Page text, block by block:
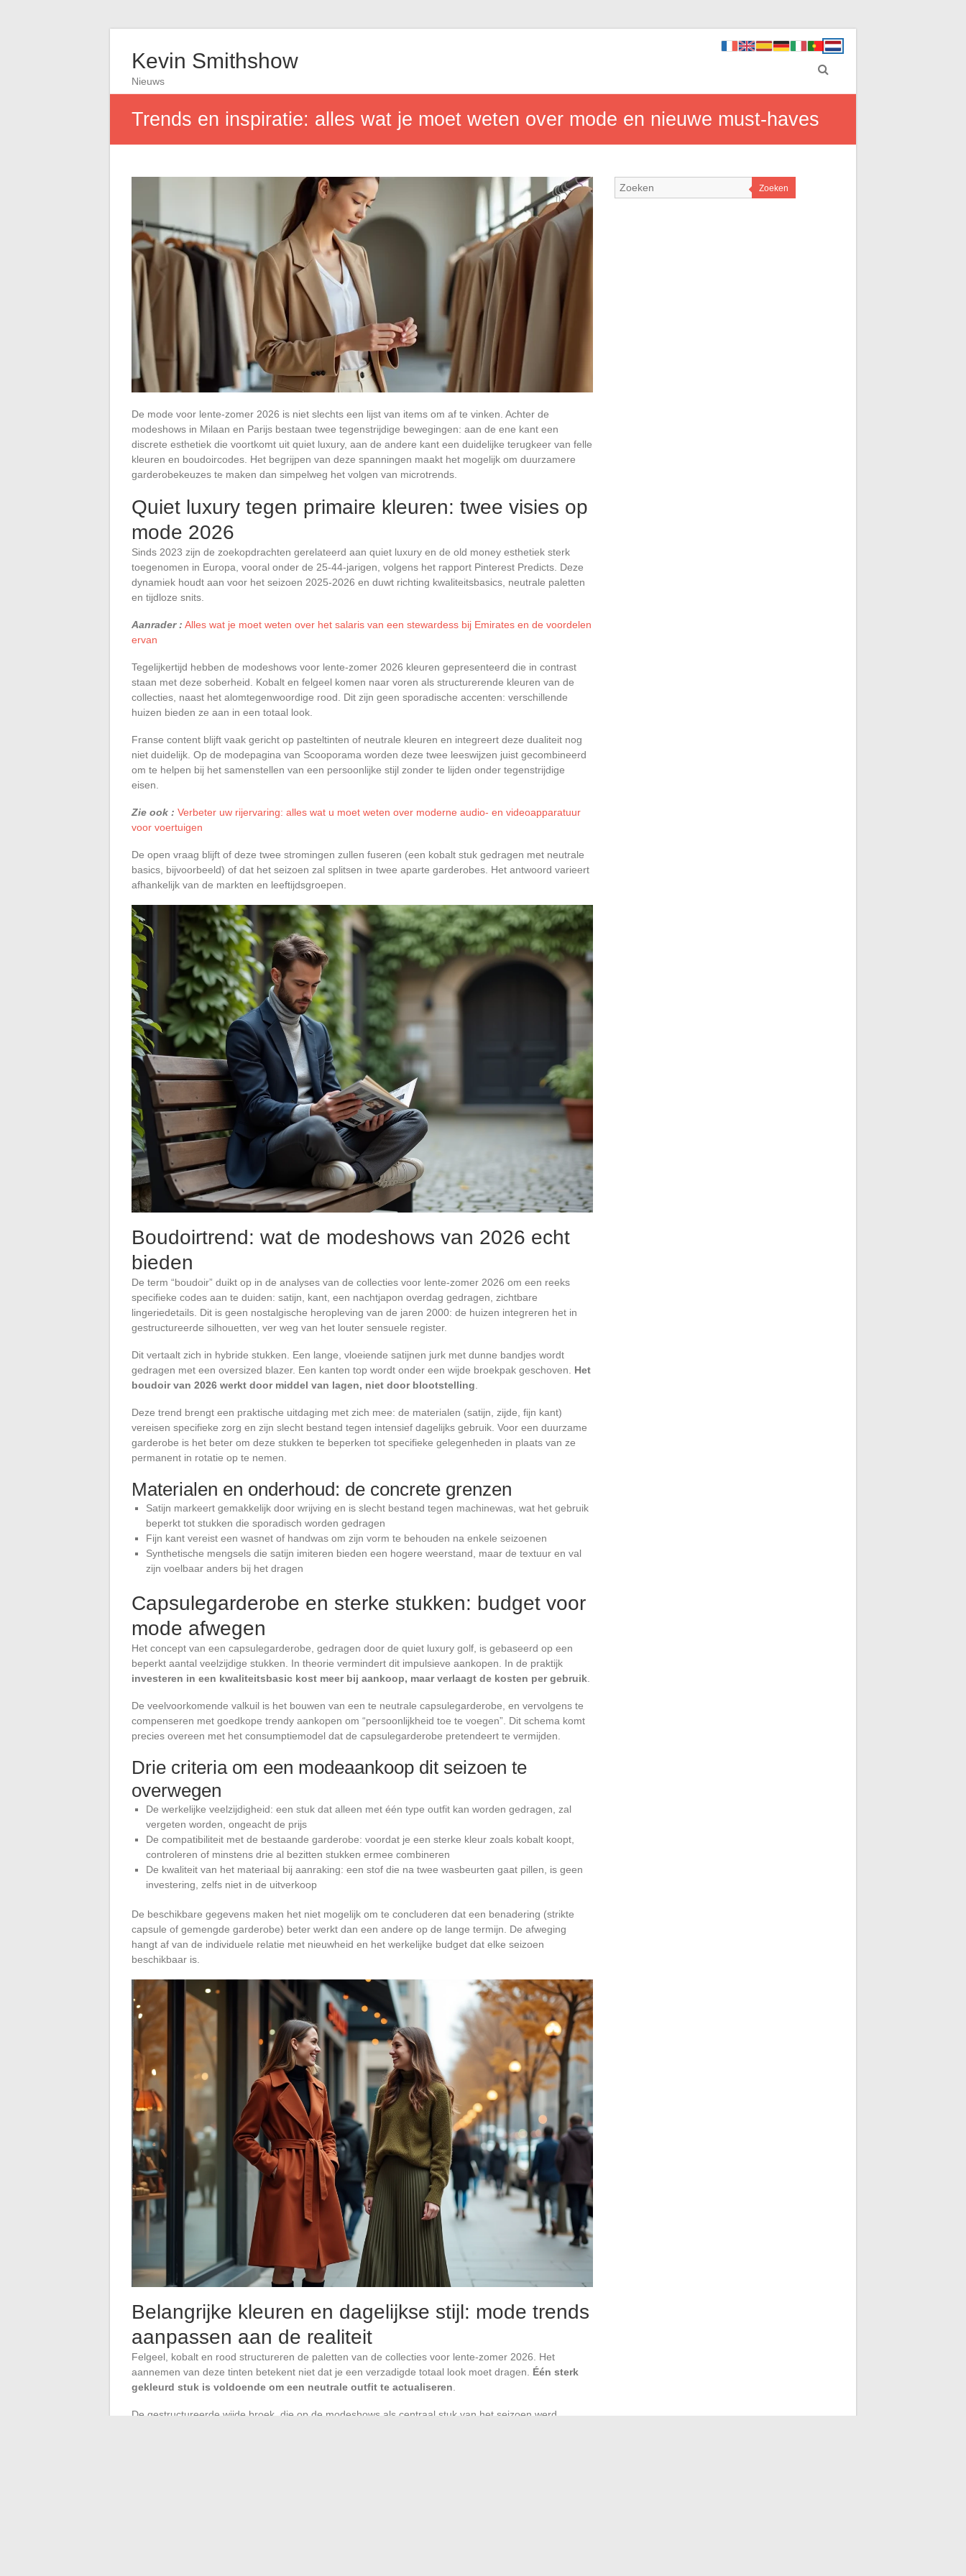
Kevin Smithshow
Nieuws
Trends en inspiratie: alles wat je moet weten over mode en nieuwe must-haves
De mode voor lente-zomer 2026 is niet slechts een lijst van items om af te vinken. Achter de
modeshows in Milaan en Parijs bestaan twee tegenstrijdige bewegingen: aan de ene kant een
discrete esthetiek die voortkomt uit quiet luxury, aan de andere kant een duidelijke terugkeer van felle
kleuren en boudoircodes. Het begrijpen van deze spanningen maakt het mogelijk om duurzamere
garderobekeuzes te maken dan simpelweg het volgen van microtrends.
Quiet luxury tegen primaire kleuren: twee visies op
mode 2026
Sinds 2023 zijn de zoekopdrachten gerelateerd aan quiet luxury en de old money esthetiek sterk
toegenomen in Europa, vooral onder de 25-44-jarigen, volgens het rapport Pinterest Predicts. Deze
dynamiek houdt aan voor het seizoen 2025-2026 en duwt richting kwaliteitsbasics, neutrale paletten
en tijdloze snits.
Aanrader : Alles wat je moet weten over het salaris van een stewardess bij Emirates en de voordelen
ervan
Tegelijkertijd hebben de modeshows voor lente-zomer 2026 kleuren gepresenteerd die in contrast
staan met deze soberheid. Kobalt en felgeel komen naar voren als structurerende kleuren van de
collecties, naast het alomtegenwoordige rood. Dit zijn geen sporadische accenten: verschillende
huizen bieden ze aan in een totaal look.
Franse content blijft vaak gericht op pasteltinten of neutrale kleuren en integreert deze dualiteit nog
niet duidelijk. Op de modepagina van Scooporama worden deze twee leeswijzen juist gecombineerd
om te helpen bij het samenstellen van een persoonlijke stijl zonder te lijden onder tegenstrijdige
eisen.
Zie ook : Verbeter uw rijervaring: alles wat u moet weten over moderne audio- en videoapparatuur
voor voertuigen
De open vraag blijft of deze twee stromingen zullen fuseren (een kobalt stuk gedragen met neutrale
basics, bijvoorbeeld) of dat het seizoen zal splitsen in twee aparte garderobes. Het antwoord varieert
afhankelijk van de markten en leeftijdsgroepen.
Boudoirtrend: wat de modeshows van 2026 echt
bieden
De term “boudoir” duikt op in de analyses van de collecties voor lente-zomer 2026 om een reeks
specifieke codes aan te duiden: satijn, kant, een nachtjapon overdag gedragen, zichtbare
lingeriedetails. Dit is geen nostalgische heropleving van de jaren 2000: de huizen integreren het in
gestructureerde silhouetten, ver weg van het louter sensuele register.
Dit vertaalt zich in hybride stukken. Een lange, vloeiende satijnen jurk met dunne bandjes wordt
gedragen met een oversized blazer. Een kanten top wordt onder een wijde broekpak geschoven. Het
boudoir van 2026 werkt door middel van lagen, niet door blootstelling
Deze trend brengt een praktische uitdaging met zich mee: de materialen (satijn, zijde, fijn kant)
vereisen specifieke zorg en zijn slecht bestand tegen intensief dagelijks gebruik. Voor een duurzame
garderobe is het beter om deze stukken te beperken tot specifieke gelegenheden in plaats van ze
permanent in rotatie op te nemen.
Materialen en onderhoud: de concrete grenzen
Satijn markeert gemakkelijk door wrijving en is slecht bestand tegen machinewas, wat het gebruik
beperkt tot stukken die sporadisch worden gedragen
Fijn kant vereist een wasnet of handwas om zijn vorm te behouden na enkele seizoenen
Synthetische mengsels die satijn imiteren bieden een hogere weerstand, maar de textuur en val
zijn voelbaar anders bij het dragen
Capsulegarderobe en sterke stukken: budget voor
mode afwegen
Het concept van een capsulegarderobe, gedragen door de quiet luxury golf, is gebaseerd op een
beperkt aantal veelzijdige stukken. In theorie vermindert dit impulsieve aankopen. In de praktijk
investeren in een kwaliteitsbasic kost meer bij aankoop, maar verlaagt de kosten per gebruik
De veelvoorkomende valkuil is het bouwen van een te neutrale capsulegarderobe, en vervolgens te
compenseren met goedkope trendy aankopen om “persoonlijkheid toe te voegen”. Dit schema komt
precies overeen met het consumptiemodel dat de capsulegarderobe pretendeert te vermijden.
Drie criteria om een modeaankoop dit seizoen te
overwegen
De werkelijke veelzijdigheid: een stuk dat alleen met één type outfit kan worden gedragen, zal
vergeten worden, ongeacht de prijs
De compatibiliteit met de bestaande garderobe: voordat je een sterke kleur zoals kobalt koopt,
controleren of minstens drie al bezitten stukken ermee combineren
De kwaliteit van het materiaal bij aanraking: een stof die na twee wasbeurten gaat pillen, is geen
investering, zelfs niet in de uitverkoop
De beschikbare gegevens maken het niet mogelijk om te concluderen dat een benadering (strikte
capsule of gemengde garderobe) beter werkt dan een andere op de lange termijn. De afweging
hangt af van de individuele relatie met nieuwheid en het werkelijke budget dat elke seizoen
beschikbaar is.
Belangrijke kleuren en dagelijkse stijl: mode trends
aanpassen aan de realiteit
Felgeel, kobalt en rood structureren de paletten van de collecties voor lente-zomer 2026. Het
aannemen van deze tinten betekent niet dat je een verzadigde totaal look moet dragen. Één sterk
gekleurd stuk is voldoende om een neutrale outfit te actualiseren
De gestructureerde wijde broek, die op de modeshows als centraal stuk van het seizoen werd
Zoeken